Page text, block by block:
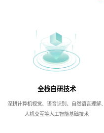
全栈自研技术
深耕计算机视觉、语音识别、自然语言理解、
人机交互等人工智能基础技术